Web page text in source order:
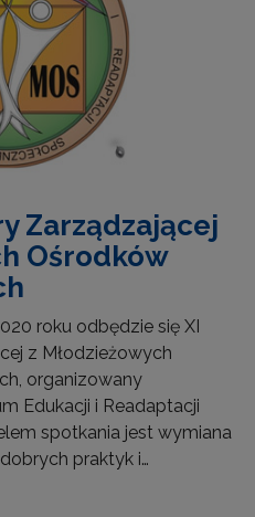
Zarządzającej
Ośrodków
roku odbędzie się XI
z Młodzieżowych
organizowany
Edukacji i Readaptacji
spotkania jest wymiana
praktyk i…